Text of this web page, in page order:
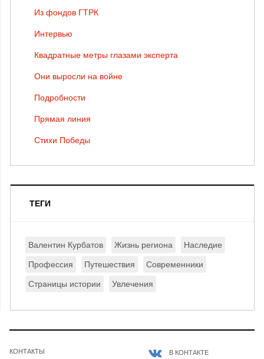
Из фондов ГТРК
Интервью
Квадратные метры глазами эксперта
Они выросли на войне
Подробности
Прямая линия
Стихи Победы
ТЕГИ
Валентин Курбатов Жизнь региона Наследие
Профессия Путешествия Современники
Страницы истории Увлечения
КОНТАКТЫ В КОНТАКТЕ